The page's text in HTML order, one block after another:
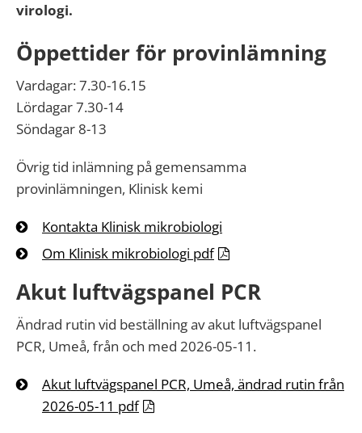
virologi.
Öppettider för provinlämning
Vardagar: 7.30-16.15
Lördagar 7.30-14
Söndagar 8-13
Övrig tid inlämning på gemensamma
provinlämningen, Klinisk kemi
Kontakta Klinisk mikrobiologi
Om Klinisk mikrobiologi pdf
Akut luftvägspanel PCR
Ändrad rutin vid beställning av akut luftvägspanel
PCR, Umeå, från och med 2026-05-11.
Akut luftvägspanel PCR, Umeå, ändrad rutin från
2026-05-11 pdf